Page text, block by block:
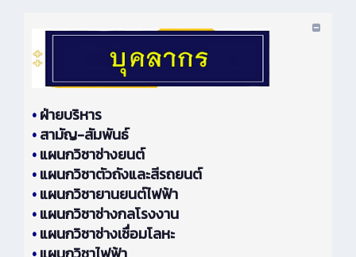
•ฝ่ายบริหาร
•สามัญ-สัมพันธ์
•แผนกวิชาช่างยนต์
•แผนกวิชาตัวถังและสีรถยนต์
•แผนกวิชายานยนต์ไฟฟ้า
•แผนกวิชาช่างกลโรงงาน
•แผนกวิชาช่างเชื่อมโลหะ